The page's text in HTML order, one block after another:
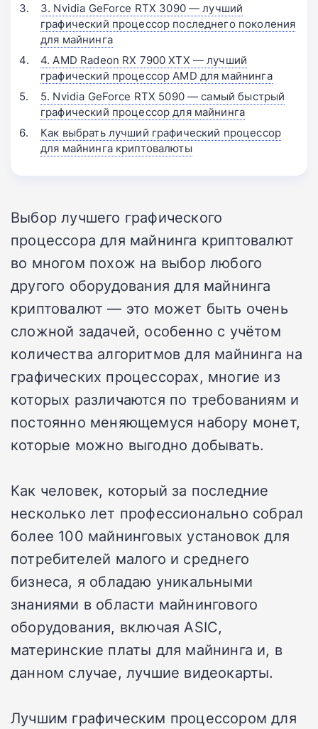
3. Nvidia GeForce RTX 3090 — лучший
графический процессор последнего поколения
для майнинга
4. AMD Radeon RX 7900 XTX — лучший
графический процессор AMD для майнинга
5. Nvidia GeForce RTX 5090 — самый быстрый
графический процессор для майнинга
Как выбрать лучший графический процессор
для майнинга криптовалюты
Выбор лучшего графического
процессора для майнинга криптовалют
во многом похож на выбор любого
другого оборудования для майнинга
криптовалют — это может быть очень
сложной задачей, особенно с учётом
количества алгоритмов для майнинга на
графических процессорах, многие из
которых различаются по требованиям и
постоянно меняющемуся набору монет,
которые можно выгодно добывать.
Как человек, который за последние
несколько лет профессионально собрал
более 100 майнинговых установок для
потребителей малого и среднего
бизнеса, я обладаю уникальными
знаниями в области майнингового
оборудования, включая ASIC,
материнские платы для майнинга и, в
данном случае, лучшие видеокарты.
Лучшим графическим процессором для